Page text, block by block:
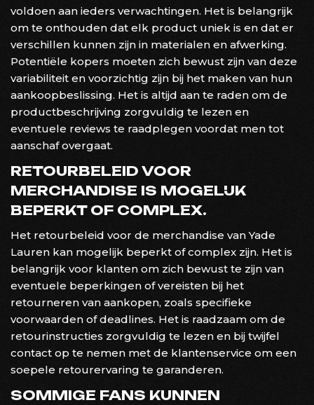
voldoen aan ieders verwachtingen. Het is belangrijk
om te onthouden dat elk product uniek is en dat er
verschillen kunnen zijn in materialen en afwerking.
Potentiële kopers moeten zich bewust zijn van deze
variabiliteit en voorzichtig zijn bij het maken van hun
aankoopbeslissing. Het is altijd aan te raden om de
productbeschrijving zorgvuldig te lezen en
eventuele reviews te raadplegen voordat men tot
aanschaf overgaat.
RETOURBELEID VOOR
MERCHANDISE IS MOGELIJK
BEPERKT OF COMPLEX.
Het retourbeleid voor de merchandise van Yade
Lauren kan mogelijk beperkt of complex zijn. Het is
belangrijk voor klanten om zich bewust te zijn van
eventuele beperkingen of vereisten bij het
retourneren van aankopen, zoals specifieke
voorwaarden of deadlines. Het is raadzaam om de
retourinstructies zorgvuldig te lezen en bij twijfel
contact op te nemen met de klantenservice om een
soepele retourervaring te garanderen.
SOMMIGE FANS KUNNEN